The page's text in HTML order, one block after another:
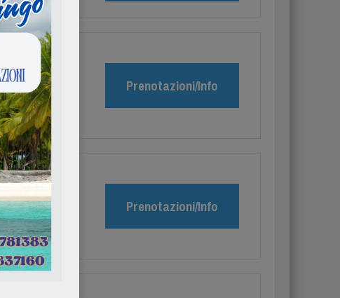
Prenotazioni/Info
Prenotazioni/Info